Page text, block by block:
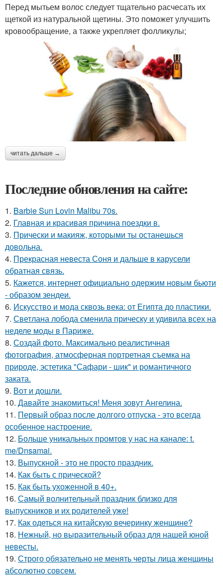
Перед мытьем волос следует тщательно расчесать их
щеткой из натуральной щетины. Это поможет улучшить
кровообращение, а также укрепляет фолликулы;
читать дальше →
Последние обновления на сайте:
1. Barbie Sun Lovin Malibu 70s.
2. Главная и красивая причина поездки в.
3. Прически и макияж, которыми ты останешься
довольна.
4. Прекрасная невеста Соня и дальше в карусели
обратная связь.
5. Кажется, интернет официально одержим новым бьюти
- образом зендеи.
6. Искусство и мода сквозь века: от Египта до пластики.
7. Светлана лобода сменила прическу и удивила всех на
неделе моды в Париже.
8. Создай фото. Максимально реалистичная
фотография, атмосферная портретная съемка на
природе, эстетика "Сафари - шик" и романтичного
заката.
9. Вот и дошли.
10. Давайте знакомиться! Меня зовут Ангелина.
11. Первый образ после долгого отпуска - это всегда
особенное настроение.
12. Больше уникальных промтов у нас на канале: t.
me/Dnsamai.
13. Выпускной - это не просто праздник.
14. Как быть с прической?
15. Как быть ухоженной в 40+.
16. Самый волнительный праздник близко для
выпускников и их родителей уже!
17. Как одеться на китайскую вечеринку женщине?
18. Нежный, но выразительный образ для нашей юной
невесты.
19. Строго обязательно не менять черты лица женщины
абсолютно совсем.